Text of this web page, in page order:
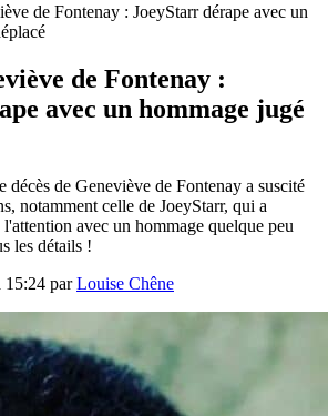
de Fontenay : JoeyStarr dérape avec un
de Fontenay :
avec un hommage jugé
de Geneviève de Fontenay a suscité
notamment celle de JoeyStarr, qui a
avec un hommage quelque peu
les détails !
15:24 parLouise Chêne